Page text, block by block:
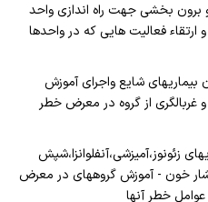
برون بخشی جهت راه اندازی واحد
فعالیت هایی که در واحدها
بیماریهای شایع واجرای آموزش
از گروه در معرض خطر
زئونوز،آمیزشی،آنفلوانزا،شپش
خون - آموزش گروههای در معرض
خطر آنها